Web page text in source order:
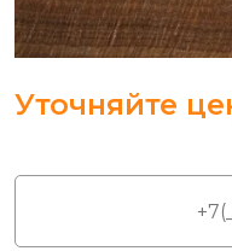
Уточняйте